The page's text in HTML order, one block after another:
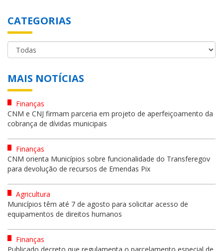
CATEGORIAS
MAIS NOTÍCIAS
Finanças
CNM e CNJ firmam parceria em projeto de aperfeiçoamento da
cobrança de dívidas municipais
Finanças
CNM orienta Municípios sobre funcionalidade do Transferegov
para devolução de recursos de Emendas Pix
Agricultura
Municípios têm até 7 de agosto para solicitar acesso de
equipamentos de direitos humanos
Finanças
Publicado decreto que regulamenta o parcelamento especial de